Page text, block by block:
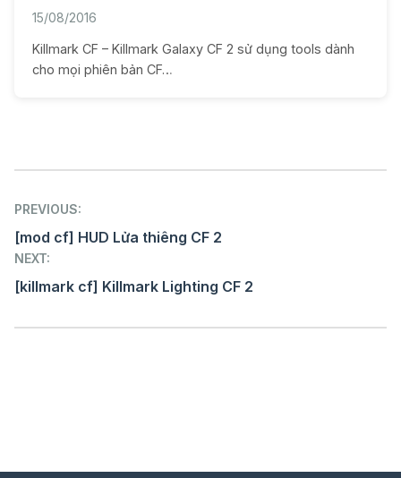
15/08/2016
Killmark CF – Killmark Galaxy CF 2 sử dụng tools dành
cho mọi phiên bản CF…
Post
navigation
PREVIOUS:
[mod cf] HUD Lửa thiêng CF 2
NEXT:
[killmark cf] Killmark Lighting CF 2